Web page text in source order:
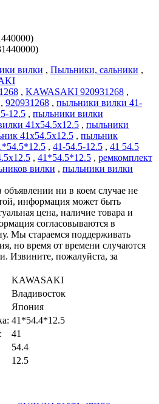
вилки , Пыльники, сальники ,
, KAWASAKI 920931268 ,
, 920931268 , пыльники вилки 41-
12.5 , пыльники вилки
41x54.5x12.5 , пыльники
41х54.5х12.5 , пыльник
, 41-54.5-12.5 , 41 54.5
, 41*54.5*12.5 , ремкомплект
вилки , пыльники вилки
ни в коем случае не
информация может быть
цена, наличие товара и
согласовываются в
Мы стараемся поддерживать
но время от времени случаются
Извините, пожалуйста, за
KAWASAKI
Владивосток
Япония
41*54.4*12.5
41
54.4
12.5